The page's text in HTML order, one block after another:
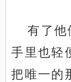
有了他
手里也轻
把唯一的